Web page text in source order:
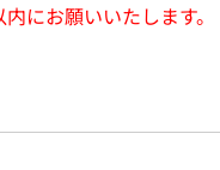
にお願いいたします。